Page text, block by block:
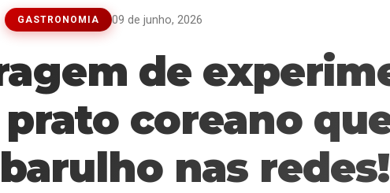
GASTRONOMIA 09 de junho, 2026
de
coreano
nas redes!